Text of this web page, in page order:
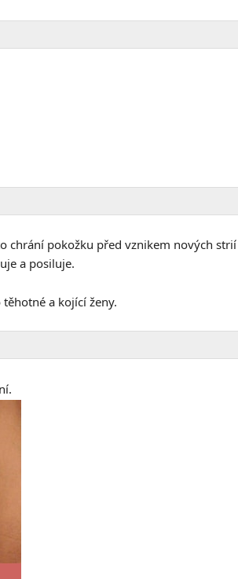
pokožku před vznikem nových
a posiluje.
a kojící ženy.